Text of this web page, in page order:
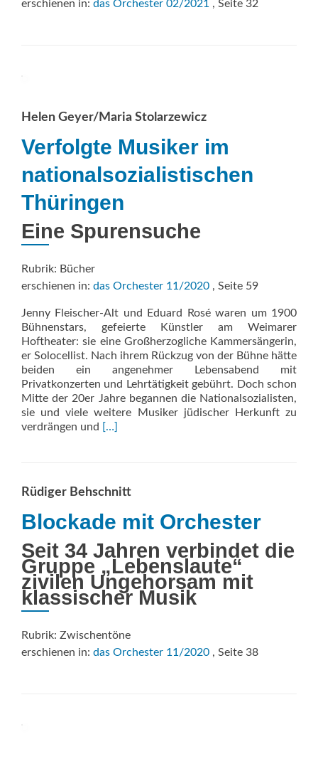
erschienen in: das Orchester 02/2021 , Seite 32
Helen Geyer/Maria Stolarzewicz
Verfolgte Musiker im
nationalsozialistischen
Thüringen
Eine Spurensuche
Rubrik: Bücher
erschienen in: das Orchester 11/2020 , Seite 59
Jenny Fleischer-Alt und Eduard Rosé waren um 1900
Bühnenstars, gefeierte Künstler am Weimarer
Hoftheater: sie eine Großherzogliche Kammersängerin,
er Solocellist. Nach ihrem Rückzug von der Bühne hätte
beiden ein angenehmer Lebensabend mit
Privatkonzerten und Lehrtätigkeit gebührt. Doch schon
Mitte der 20er Jahre begannen die Nationalsozialisten,
sie und viele weitere Musiker jüdischer Herkunft zu
verdrängen und Read
im
nationalsozialistischen
Thüringen
[…]
Rüdiger Behschnitt
Blockade mit Orchester
Seit 34 Jahren verbindet die
Gruppe „Lebenslaute“
zivilen Ungehorsam mit
klassischer Musik
Rubrik: Zwischentöne
erschienen in: das Orchester 11/2020 , Seite 38